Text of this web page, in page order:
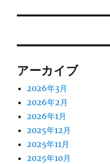
ン
アーカイブ
2026年3月
2026年2月
2026年1月
2025年12月
2025年11月
2025年10月